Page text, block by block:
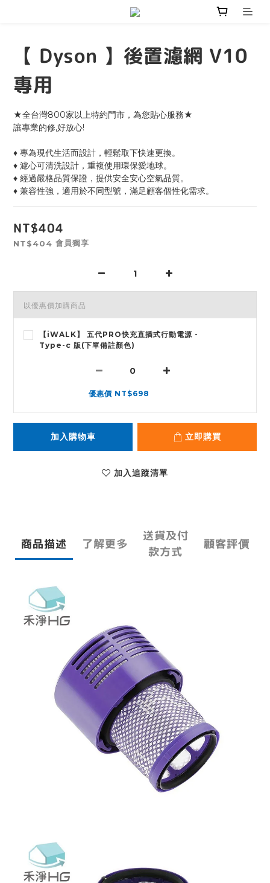
【 Dyson 】後置濾網 V10
專用
★全台灣800家以上特約門市，為您貼心服務★
讓專業的修,好放心!
♦ 專為現代生活而設計，輕鬆取下快速更換。
♦ 濾心可清洗設計，重複使用環保愛地球。
♦ 經過嚴格品質保證，提供安全安心空氣品質。
♦ 兼容性強，適用於不同型號，滿足顧客個性化需求。
NT$404
NT$404 會員獨享
以優惠價加購商品
【iWALK】 五代PRO快充直插式行動電源 -
Type-c 版(下單備註顏色)
優惠價 NT$698
加入購物車 立即購買
加入追蹤清單
商品描述 了解更多
送貨及付
款方式
顧客評價